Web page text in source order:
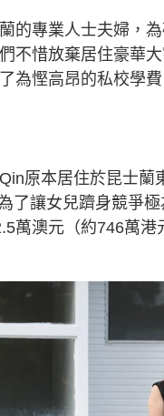
的專業人士夫婦，
不惜放棄居住豪華
為慳高昂的私校學
原本居住於昆士蘭
了讓女兒躋身競爭
萬澳元（約746萬